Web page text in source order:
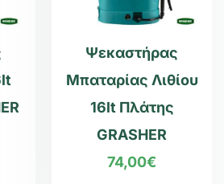
Ψεκαστήρας
Μπαταρίας Λιθίου
16lt Πλάτης
GRASHER
74,00€